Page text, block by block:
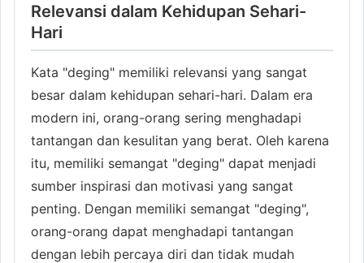
Relevansi dalam Kehidupan Sehari-
Hari
Kata "deging" memiliki relevansi yang sangat
besar dalam kehidupan sehari-hari. Dalam era
modern ini, orang-orang sering menghadapi
tantangan dan kesulitan yang berat. Oleh karena
itu, memiliki semangat "deging" dapat menjadi
sumber inspirasi dan motivasi yang sangat
penting. Dengan memiliki semangat "deging",
orang-orang dapat menghadapi tantangan
dengan lebih percaya diri dan tidak mudah